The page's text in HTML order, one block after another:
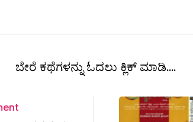
ಬೇರೆ ಕಥೆಗಳನ್ನು ಓದಲು ಕ್ಲಿಕ್ ಮಾಡಿ....